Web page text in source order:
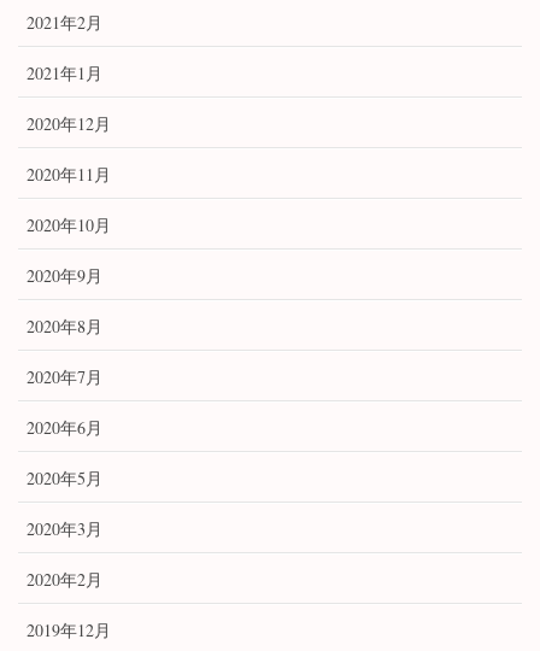
2021年2月
2021年1月
2020年12月
2020年11月
2020年10月
2020年9月
2020年8月
2020年7月
2020年6月
2020年5月
2020年3月
2020年2月
2019年12月